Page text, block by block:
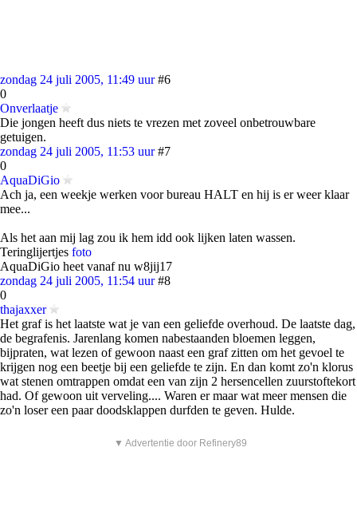
zondag 24 juli 2005, 11:49 uur #6
0
Onverlaatje
Die jongen heeft dus niets te vrezen met zoveel onbetrouwbare
getuigen.
zondag 24 juli 2005, 11:53 uur #7
0
AquaDiGio
Ach ja, een weekje werken voor bureau HALT en hij is er weer klaar
mee...
Als het aan mij lag zou ik hem idd ook lijken laten wassen.
Teringlijertjes foto
AquaDiGio heet vanaf nu w8jij17
zondag 24 juli 2005, 11:54 uur #8
0
thajaxxer
Het graf is het laatste wat je van een geliefde overhoud. De laatste dag,
de begrafenis. Jarenlang komen nabestaanden bloemen leggen,
bijpraten, wat lezen of gewoon naast een graf zitten om het gevoel te
krijgen nog een beetje bij een geliefde te zijn. En dan komt zo'n klorus
wat stenen omtrappen omdat een van zijn 2 hersencellen zuurstoftekort
had. Of gewoon uit verveling.... Waren er maar wat meer mensen die
zo'n loser een paar doodsklappen durfden te geven. Hulde.
▼ Advertentie door Refinery89